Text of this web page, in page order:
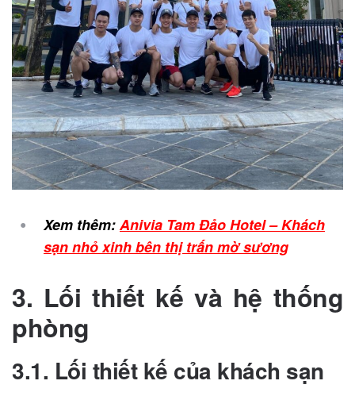
Xem thêm:Anivia Tam Đảo Hotel – Khách
sạn nhỏ xinh bên thị trấn mờ sương
3. Lối thiết kế và hệ thống
phòng
3.1. Lối thiết kế của khách sạn